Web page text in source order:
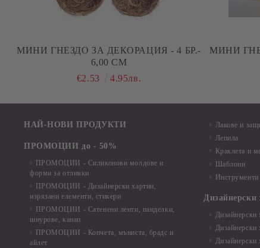
МИНИ ГНЕЗДО ЗА ДЕКОРАЦИЯ - 4 БР.-
6,00 СМ
€2.53
4.95лв.
МИНИ
НАЙ-НОВИ ПРОДУКТИ
ПРОМОЦИИ до - 50%
ПРОМОЦИИ - Силиконови молдове и
форми за отливки
ПРОМОЦИИ - Дизайнерски хартии,
изрязани елементи, стикери
ПРОМОЦИИ - Сатенени ленти, панделки,
шнурове, канап
ПРОМОЦИИ - Копчета, мъниста, брадс и
айлет
Лакове и
Лепила
Краклета и
Шаблони
Дизайнерски